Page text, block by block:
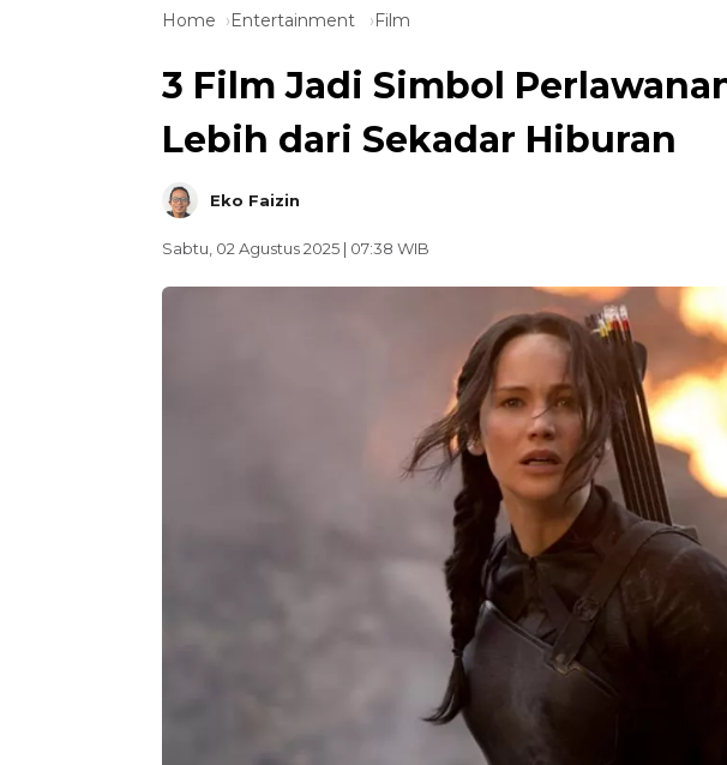
Home Entertainment Film
3 Film Jadi Simbol
Lebih dari Sekadar Hiburan
Eko Faizin
Sabtu, 02 Agustus 2025 | 07:38 WIB